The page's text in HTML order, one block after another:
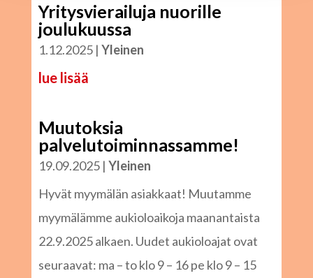
Yritysvierailuja nuorille
joulukuussa
1.12.2025| Yleinen
lue lisää
Muutoksia
palvelutoiminnassamme!
19.09.2025| Yleinen
Hyvät myymälän asiakkaat! Muutamme
myymälämme aukioloaikoja maanantaista
22.9.2025 alkaen. Uudet aukioloajat ovat
seuraavat: ma – to klo 9 – 16 pe klo 9 – 15